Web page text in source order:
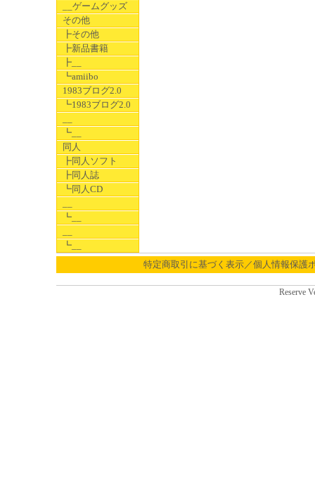
__ゲームグッズ
その他
┣その他
┣新品書籍
┣__
┗amiibo
1983ブログ2.0
┗1983ブログ2.0
┗__
同人
┣同人ソフト
┣同人誌
┗同人CD
┗__
┗__
特定商取引に基づく表示／個人情報保護
Reserve